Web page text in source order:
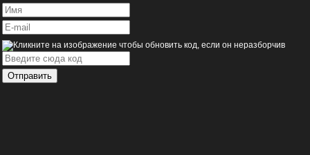
Отправить